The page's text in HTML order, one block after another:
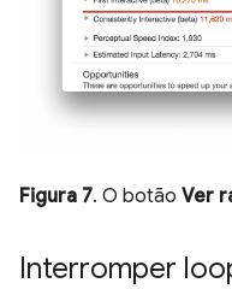
Figura 7. O botão Ver
Interromper